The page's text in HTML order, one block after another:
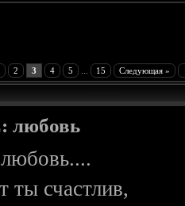
2 3 4 5 15 Следующая »
любовь
ты счастлив,